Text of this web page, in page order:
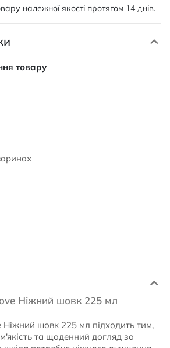
належної якості протягом 14 днів.
Ніжний шовк 225 мл
Ніжний шовк 225 мл підходить тим,
та щоденний догляд за